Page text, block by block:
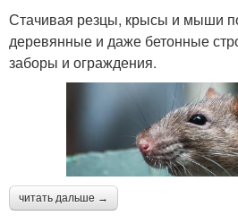
Стачивая резцы, крысы и мыши
деревянные и даже бетонные
заборы и ограждения.
читать дальше →